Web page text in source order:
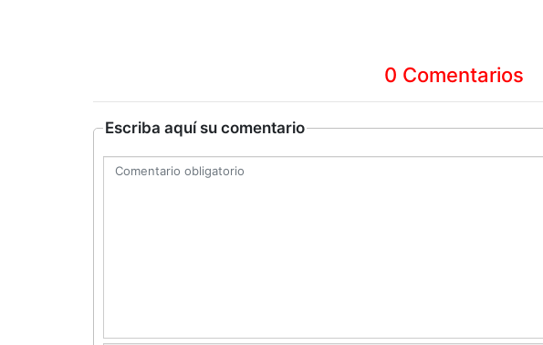
0 Comentarios
Escriba aquí su comentario